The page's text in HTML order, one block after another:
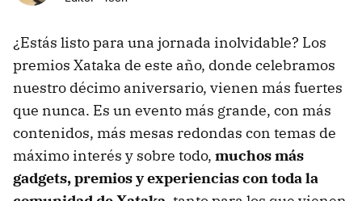
¿Estás listo para una jornada inolvidable? Los
premios Xataka de este año, donde celebramos
nuestro décimo aniversario, vienen más fuertes
que nunca. Es un evento más grande, con más
contenidos, más mesas redondas con temas de
máximo interés y sobre todo, muchos más
gadgets, premios y experiencias con toda la